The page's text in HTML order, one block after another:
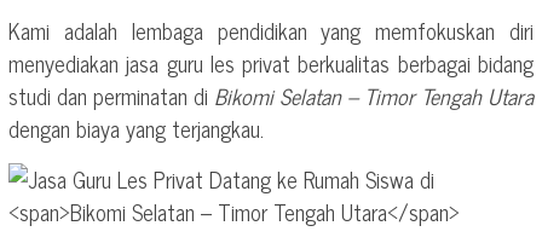
Kami adalah lembaga pendidikan yang memfokuskan diri
menyediakan jasa guru les privat berkualitas berbagai bidang
studi dan perminatan di Bikomi Selatan – Timor Tengah Utara
dengan biaya yang terjangkau.